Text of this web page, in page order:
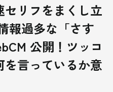
セリフをまくし立
報過多な「さす
公開！ツッコ
を言っているか意